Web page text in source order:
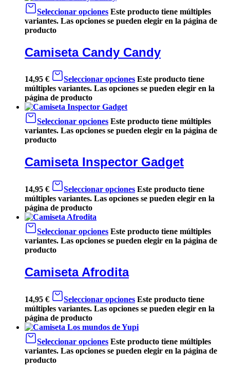
Seleccionar opciones Este producto tiene múltiples
variantes. Las opciones se pueden elegir en la página de
producto
Camiseta Candy Candy
14,95 € Seleccionar opciones Este producto tiene
múltiples variantes. Las opciones se pueden elegir en la
página de producto
Seleccionar opciones Este producto tiene múltiples
variantes. Las opciones se pueden elegir en la página de
producto
Camiseta Inspector Gadget
14,95 € Seleccionar opciones Este producto tiene
múltiples variantes. Las opciones se pueden elegir en la
página de producto
Seleccionar opciones Este producto tiene múltiples
variantes. Las opciones se pueden elegir en la página de
producto
Camiseta Afrodita
14,95 € Seleccionar opciones Este producto tiene
múltiples variantes. Las opciones se pueden elegir en la
página de producto
Seleccionar opciones Este producto tiene múltiples
variantes. Las opciones se pueden elegir en la página de
producto